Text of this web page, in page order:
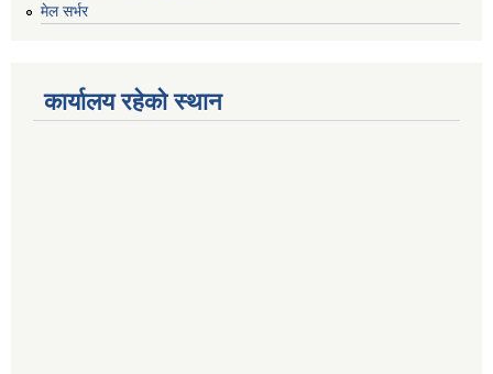
मेल सर्भर
कार्यालय रहेको स्थान